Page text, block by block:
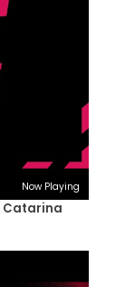
Now Playing
Catarina